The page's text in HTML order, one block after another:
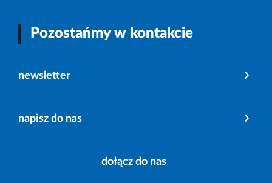
Pozostańmy w kontakcie
newsletter
napisz do nas
dołącz do nas